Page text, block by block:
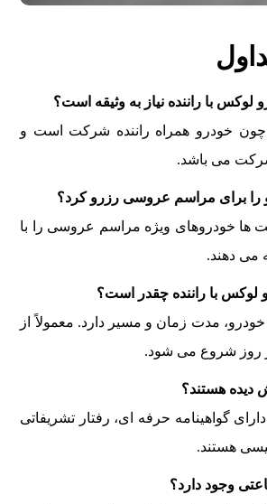
چون خودرو همراه راننده شرکت است و
می باشد.
ها خودروهای ویژه مراسم عروسی را با
می دهند.
مدت زمان و مسیر دارد. معمولاً از
روز شروع می شود.
دارای گواهینامه حرفه ای، رفتار تشریفاتی
هستند.